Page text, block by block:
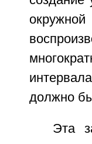
должно
Эта